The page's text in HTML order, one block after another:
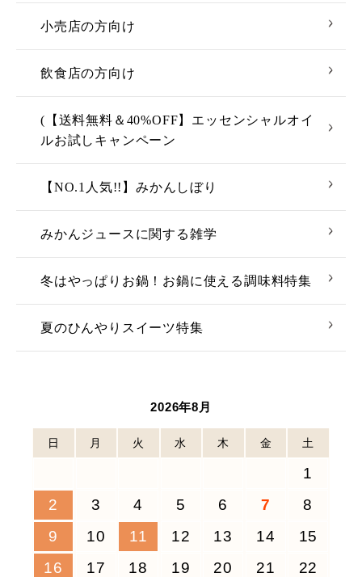
小売店の方向け
飲食店の方向け
(【送料無料＆40%OFF】エッセンシャルオイ
ルお試しキャンペーン
【NO.1人気!!】みかんしぼり
みかんジュースに関する雑学
冬はやっぱりお鍋！お鍋に使える調味料特集
夏のひんやりスイーツ特集
2026年8月
日 月 火 水 木 金 土
1
2
3 4 5 6 7
8
9
10 11 12 13 14
15
16
17 18 19 20 21
22